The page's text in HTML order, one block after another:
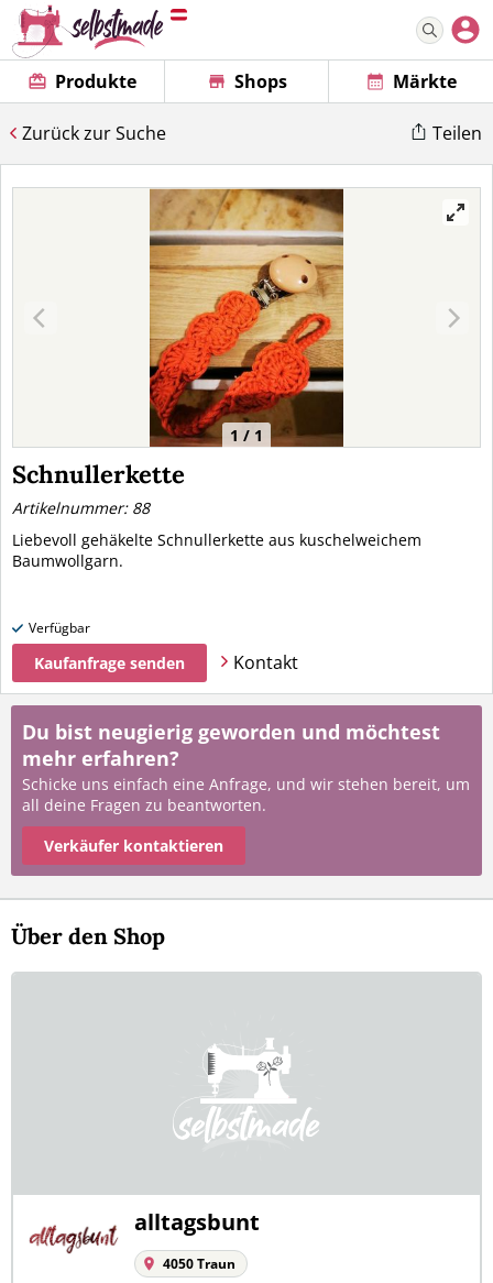
Produkte Shops Märkte
Zurück zur Suche Teilen
1 / 1
Schnullerkette
Artikelnummer: 88
Liebevoll gehäkelte Schnullerkette aus kuschelweichem
Baumwollgarn.
Verfügbar
Kaufanfrage senden Kontakt
Du bist neugierig geworden und möchtest
mehr erfahren?
Schicke uns einfach eine Anfrage, und wir stehen bereit, um
all deine Fragen zu beantworten.
Verkäufer kontaktieren
Über den Shop
alltagsbunt
4050 Traun